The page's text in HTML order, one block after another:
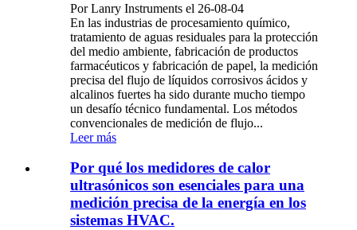
Por Lanry Instruments el 26-08-04
En las industrias de procesamiento químico,
tratamiento de aguas residuales para la protección
del medio ambiente, fabricación de productos
farmacéuticos y fabricación de papel, la medición
precisa del flujo de líquidos corrosivos ácidos y
alcalinos fuertes ha sido durante mucho tiempo
un desafío técnico fundamental. Los métodos
convencionales de medición de flujo...
Leer más
Por qué los medidores de calor
ultrasónicos son esenciales para una
medición precisa de la energía en los
sistemas HVAC.